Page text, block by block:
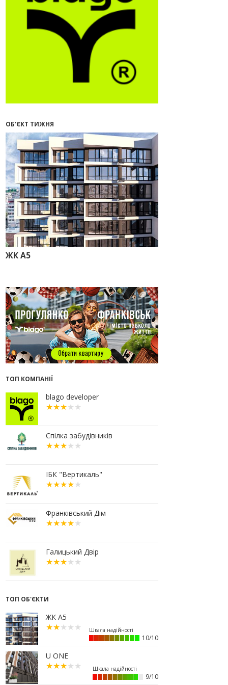
У Франківську провели
конференцію для фахівців ринку
нерухомості та девелоперів
27.07.2026
Нерухомість як антикризовий
актив: стратегії для Івано-
Франківська
Поліція затримала банду, яка
Франківську на понад 2,6 млн
12:08
Літо вигідних інвестицій:
комерційні приміщення зі
знижками
21.07.2026
12:10
Як вибрати кольори для кухні у
2026 році
20.07.2026
13:19
У Поляниці та Франківську
прокуратура стягує понад 13 млн
грн пайових внесків
14:32
Літо вигідних інвестицій:
комерційні приміщення зі
знижками до -7%
12:26
Введено в експлуатацію першу
секцію ЖК SKYGARDEN
11:50
Ведення фасадних робіт у 36
корпусі ЖР “Княгинин”
стрімко дорожчають: скільки в
метр
15.07.2026
12:06
На Франківщині житло за
«єОселею» дешевше на 21%
13.07.2026
охочих купити офісний комплекс
збанкрутілої компанії з групи
«Приват»
липня: як дізнатися суму і
правильно сплатити кошти
18:52
Іпотека під 3% та нові ліміти
площі: як оновлені правила
«єОселі» працюють на
Прикарпатті
14:00
Як поєднувати кольори в
інтер’єрі: тренди 2026 року
12:38
Компанія співвласниці
"Буковелю" викупить землю в
центрі Івано-Франківська
10:22
Прокуратура вимагає повернути
34 гектари землі громаді Івано-
Франківська
ОБ'ЄКТ ТИЖНЯ
ЖК А5
ТОП КОМПАНІЇ
blago developer
Спілка забудівників
ІБК "Вертикаль"
Франківський Дім
Галицький Двір
ТОП ОБ'ЄКТИ
ЖК А5
10/10
U ONE
9/10